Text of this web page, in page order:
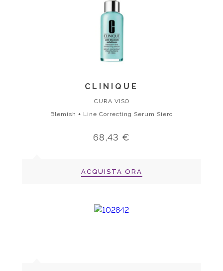
CLINIQUE
CURA VISO
Blemish + Line Correcting Serum Siero
68,43 €
ACQUISTA ORA